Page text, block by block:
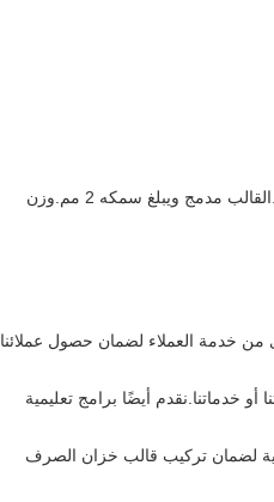
قالب تشكيل خزان الصرف الصحي هو الحل الأمثل لإنتاج حاويات الصرف الصحي.إنه منتج مصنوع خصيصًا مصمم لمتطلبات العملاء.القالب مدمج ويبلغ سمكه 2 مم.وزن
من خدمة العملاء لضمان حصول عملائنا
لديكم حول منتجاتنا أو خدماتنا.نقدم أيضًا برامج تعليمية
لضمان تركيب قالب خزان الصرف